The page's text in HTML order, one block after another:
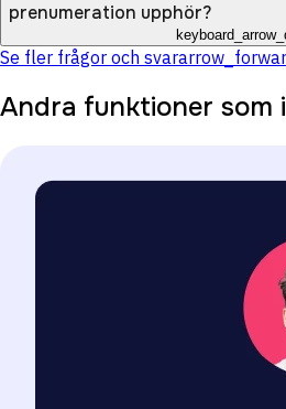
prenumeration upphör?
Se fler frågor och svar
Andra funktioner som